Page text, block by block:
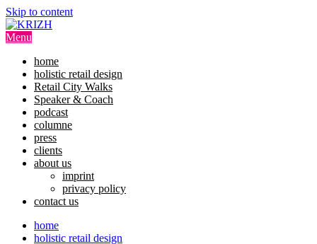
Skip to content
Menu
home
holistic retail design
Retail City Walks
Speaker & Coach
podcast
columne
press
clients
about us
imprint
privacy policy
contact us
home
holistic retail design